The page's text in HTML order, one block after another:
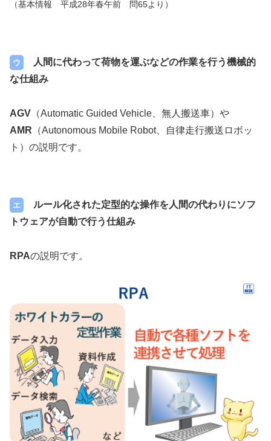
（基本情報 平成28年春午前 問65より）
ウ
人間に代わって荷物を運ぶなどの作業を行う機械的
な仕組み
AGV （Automatic Guided Vehicle、無人搬送車）や
AMR （Autonomous Mobile Robot、自律走行搬送ロボッ
ト）の説明です。
エ
ルール化された定型的な操作を人間の代わりにソフ
トウェアが自動で行う仕組み
RPAの説明です。